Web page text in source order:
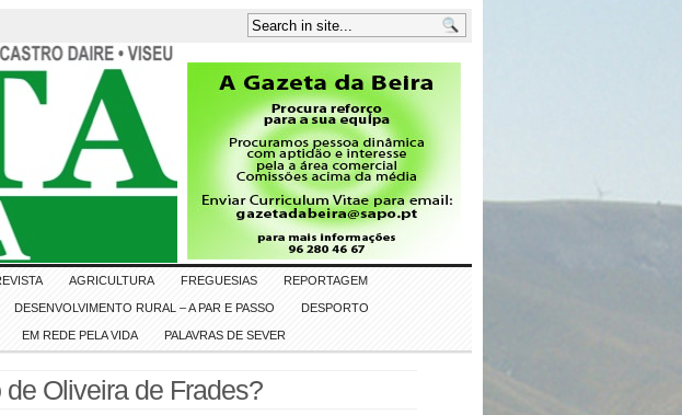
AGRICULTURA FREGUESIAS REPORTAGEM
DESENVOLVIMENTO RURAL – A PAR E PASSO DESPORTO
EM REDE PELA VIDA PALAVRAS DE SEVER
Oliveira de Frades?